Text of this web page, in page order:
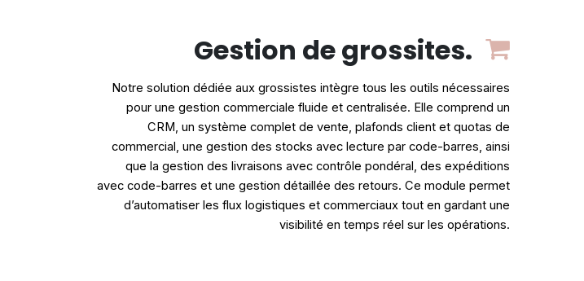
Gestion de grossites.
Notre solution dédiée aux grossistes intègre tous les outils nécessaires
pour une gestion commerciale fluide et centralisée. Elle comprend un
CRM, un système complet de vente, plafonds client et quotas de
commercial, une gestion des stocks avec lecture par code-barres, ainsi
que la gestion des livraisons avec contrôle pondéral, des expéditions
avec code-barres et une gestion détaillée des retours. Ce module permet
d’automatiser les flux logistiques et commerciaux tout en gardant une
visibilité en temps réel sur les opérations.